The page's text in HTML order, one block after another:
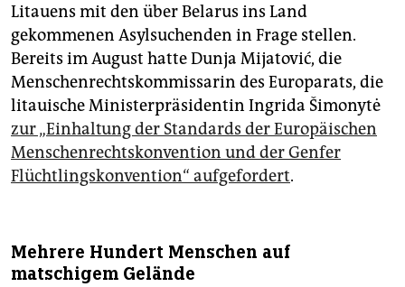
Litauens mit den über Belarus ins Land
gekommenen Asylsuchenden in Frage stellen.
Bereits im August hatte Dunja Mijatović, die
Menschenrechtskommissarin des Europarats, die
litauische Ministerpräsidentin Ingrida Šimonytė
zur „Einhaltung der Standards der Europäischen
Menschenrechtskonvention und der Genfer
Flüchtlingskonvention“ aufgefordert.
Mehrere Hundert Menschen auf
matschigem Gelände